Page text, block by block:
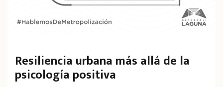
Resiliencia urbana más allá de la
psicología positiva